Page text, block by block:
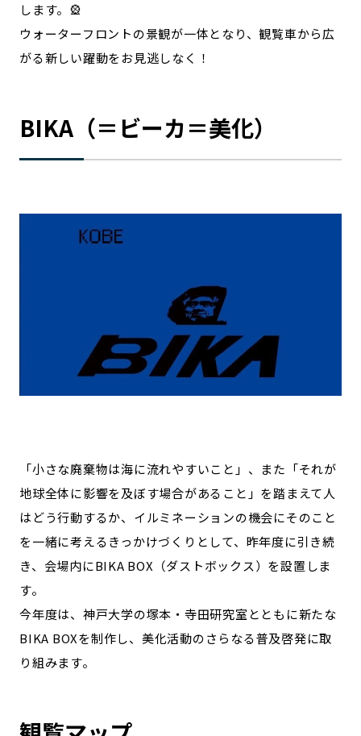
します。🎡
ウォーターフロントの景観が一体となり、観覧車から広
がる新しい躍動をお見逃しなく！
BIKA（＝ビーカ＝美化）
「小さな廃棄物は海に流れやすいこと」、また「それが
地球全体に影響を及ぼす場合があること」を踏まえて人
はどう行動するか、イルミネーションの機会にそのこと
を一緒に考えるきっかけづくりとして、昨年度に引き続
き、会場内にBIKA BOX（ダストボックス）を設置しま
す。
今年度は、神戸大学の塚本・寺田研究室とともに新たな
BIKA BOXを制作し、美化活動のさらなる普及啓発に取
り組みます。